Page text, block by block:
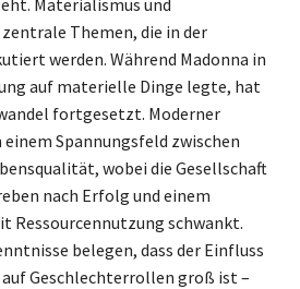
Themen, die in der
werden. Während Madonna in
auf materielle Dinge legte, hat
fortgesetzt. Moderner
Spannungsfeld zwischen
wobei die Gesellschaft
nach Erfolg und einem
Ressourcennutzung schwankt.
belegen, dass der Einfluss
Geschlechterrollen groß ist –